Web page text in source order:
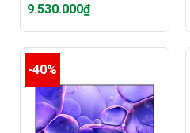
gốc
là:
9.530.000₫
Giá
hiện
là:
9.530.000₫.
-40%